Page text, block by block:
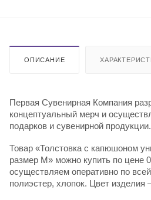
ОПИСАНИЕ
Первая Сувенирная Компания
концептуальный мерч и
подарков и сувенирной продукции.
Товар «Толстовка с капюшоном
размер M» можно купить по цене
осуществляем оперативно по
полиэстер, хлопок. Цвет изделия